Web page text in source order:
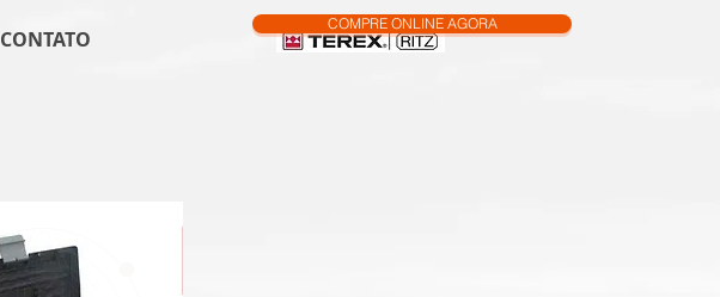
CONTATO
COMPRE ONLINE AGORA